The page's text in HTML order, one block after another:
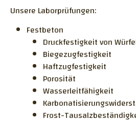
Unsere Laborprüfungen:
Festbeton
Druckfestigkeit von
Biegezugfestigkeit
Haftzugfestigkeit
Porosität
Wasserleitfähigkeit
Frost-